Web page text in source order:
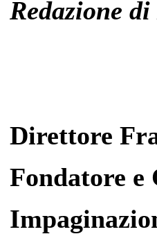
Redazione
Direttore
Fondatore